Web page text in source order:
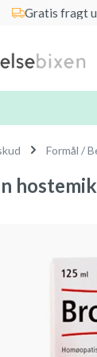
Gratis fragt
Formål /